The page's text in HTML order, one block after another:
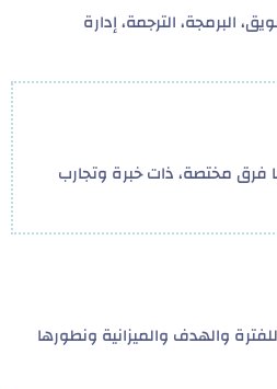
البرمجة، الترجمة، إدارة
مختصة، ذات خبرة وتجارب
والهدف والميزانية ونطورها